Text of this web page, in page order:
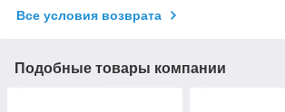
Все условия возврата
Подобные товары компании